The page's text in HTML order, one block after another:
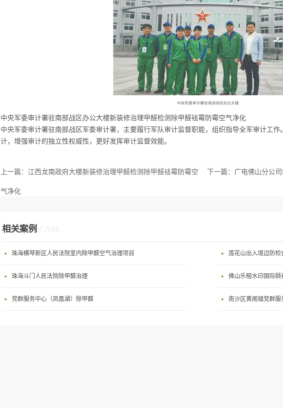
中央军委审计署驻南部战区办公大楼新装修治理甲醛检测除甲醛袪霉防霉空气净化
中央军委审计署驻南部战区军委审计署，主要履行军队审计监督职能，组织指导全军审计工
计，增强审计的独立性权威性，更好发挥审计监督效能。
上一篇： 江西龙南政府大楼新装修治理甲醛检测除甲醛袪霉防霉空
气净化
下一篇： 广电佛山分公
相关案例 CASE
珠海横琴新区人民法院室内除甲醛空气治理项目 莲花山出入境边防检
珠海斗门人民法院除甲醛治理 佛山乐榕水印国际颐
党群服务中心（凤凰湖）除甲醛 南沙区黄阁镇党群服